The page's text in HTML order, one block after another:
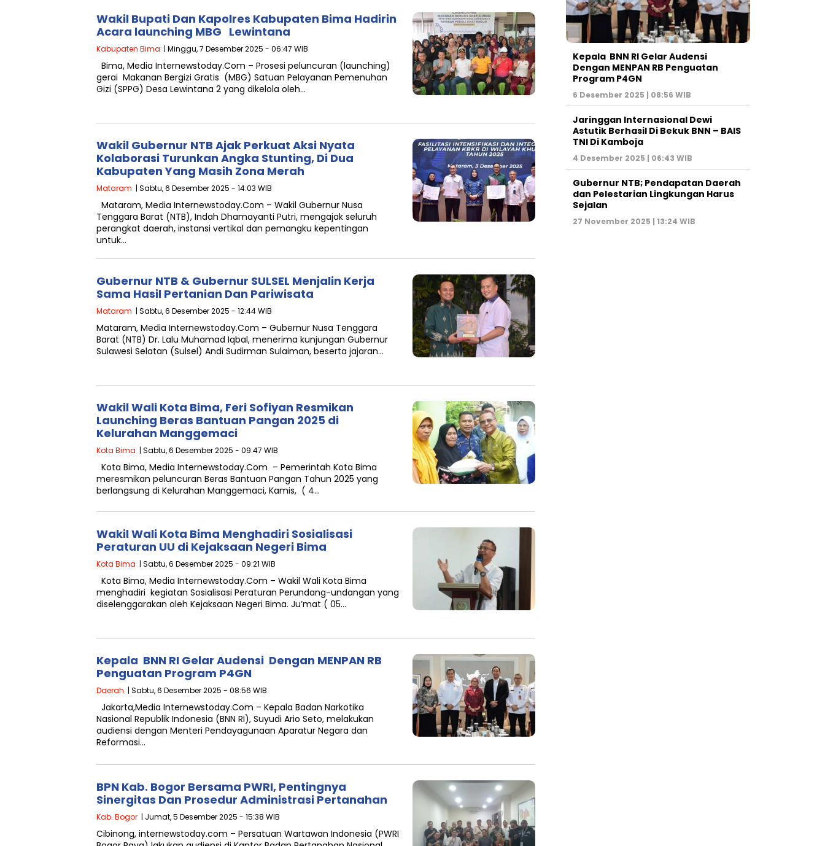
Wakil Bupati Dan Kapolres Kabupaten Bima Hadirin
Acara launching MBG Lewintana
Kabupaten Bima | Minggu, 7 Desember 2025 - 06:47 WIB
Bima, Media Internewstoday.Com – Prosesi peluncuran (launching)
gerai Makanan Bergizi Gratis (MBG) Satuan Pelayanan Pemenuhan
Gizi (SPPG) Desa Lewintana 2 yang dikelola oleh…
Wakil Gubernur NTB Ajak Perkuat Aksi Nyata
Kolaborasi Turunkan Angka Stunting, Di Dua
Kabupaten Yang Masih Zona Merah
Mataram | Sabtu, 6 Desember 2025 - 14:03 WIB
Mataram, Media Internewstoday.Com – Wakil Gubernur Nusa
Tenggara Barat (NTB), Indah Dhamayanti Putri, mengajak seluruh
perangkat daerah, instansi vertikal dan pemangku kepentingan
untuk…
Gubernur NTB & Gubernur SULSEL Menjalin Kerja
Sama Hasil Pertanian Dan Pariwisata
Mataram | Sabtu, 6 Desember 2025 - 12:44 WIB
Mataram, Media Internewstoday.Com – Gubernur Nusa Tenggara
Barat (NTB) Dr. Lalu Muhamad Iqbal, menerima kunjungan Gubernur
Sulawesi Selatan (Sulsel) Andi Sudirman Sulaiman, beserta jajaran…
Wakil Wali Kota Bima, Feri Sofiyan Resmikan
Launching Beras Bantuan Pangan 2025 di
Kelurahan Manggemaci
Kota Bima | Sabtu, 6 Desember 2025 - 09:47 WIB
Kota Bima, Media Internewstoday.Com – Pemerintah Kota Bima
meresmikan peluncuran Beras Bantuan Pangan Tahun 2025 yang
berlangsung di Kelurahan Manggemaci, Kamis, ( 4…
Wakil Wali Kota Bima Menghadiri Sosialisasi
Peraturan UU di Kejaksaan Negeri Bima
Kota Bima | Sabtu, 6 Desember 2025 - 09:21 WIB
Kota Bima, Media Internewstoday.Com – Wakil Wali Kota Bima
menghadiri kegiatan Sosialisasi Peraturan Perundang-undangan yang
diselenggarakan oleh Kejaksaan Negeri Bima. Ju’mat ( 05…
Kepala BNN RI Gelar Audensi Dengan MENPAN RB
Penguatan Program P4GN
Daerah | Sabtu, 6 Desember 2025 - 08:56 WIB
Jakarta,Media Internewstoday.Com – Kepala Badan Narkotika
Nasional Republik Indonesia (BNN RI), Suyudi Ario Seto, melakukan
audiensi dengan Menteri Pendayagunaan Aparatur Negara dan
Reformasi…
BPN Kab. Bogor Bersama PWRI, Pentingnya
Sinergitas Dan Prosedur Administrasi Pertanahan
Kab. Bogor | Jumat, 5 Desember 2025 - 15:38 WIB
Cibinong, internewstoday.com – Persatuan Wartawan Indonesia (PWRI
Kepala BNN RI Gelar Audensi
Dengan MENPAN RB Penguatan
Program P4GN
6 Desember 2025 | 08:56 WIB
Jaringgan Internasional Dewi
Astutik Berhasil Di Bekuk BNN – BAIS
TNI Di Kamboja
4 Desember 2025 | 06:43 WIB
Gubernur NTB; Pendapatan Daerah
dan Pelestarian Lingkungan Harus
Sejalan
27 November 2025 | 13:24 WIB